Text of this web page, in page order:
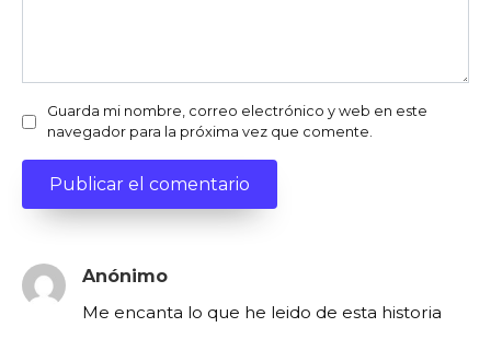
Guarda mi nombre, correo electrónico y web en este
navegador para la próxima vez que comente.
Anónimo
Me encanta lo que he leido de esta historia